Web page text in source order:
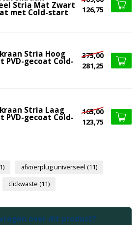
Stria Mat Zwart
met Cold-start
126,75
Stria Hoog
PVD-gecoat Cold-
375,00
281,25
Stria Laag
PVD-gecoat Cold-
165,00
123,75
afvoerplug universeel (11)
clickwaste (11)
over dit product?